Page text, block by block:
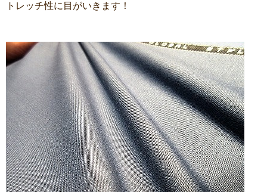
トレッチ性に目がいきます！